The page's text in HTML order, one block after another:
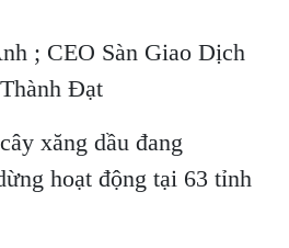
; CEO Sàn Giao Dịch
Đạt
xăng dầu đang
hoạt động tại 63 tỉnh